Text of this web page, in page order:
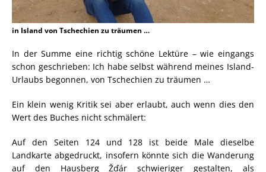
in Island von Tschechien zu träumen …
In der Summe eine richtig schöne Lektüre – wie eingangs
schon geschrieben: Ich habe selbst während meines Island-
Urlaubs begonnen, von Tschechien zu träumen …
Ein klein wenig Kritik sei aber erlaubt, auch wenn dies den
Wert des Buches nicht schmälert:
Auf den Seiten 124 und 128 ist beide Male dieselbe
Landkarte abgedruckt, insofern könnte sich die Wanderung
auf den Hausberg Žďár schwieriger gestalten, als